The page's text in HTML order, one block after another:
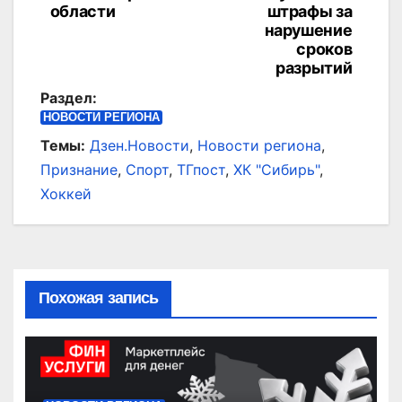
штрафы за
нарушение
сроков
разрытий
области
Раздел:
НОВОСТИ РЕГИОНА
Темы: Дзен.Новости, Новости региона,
Признание, Спорт, ТГпост, ХК "Сибирь",
Хоккей
Похожая запись